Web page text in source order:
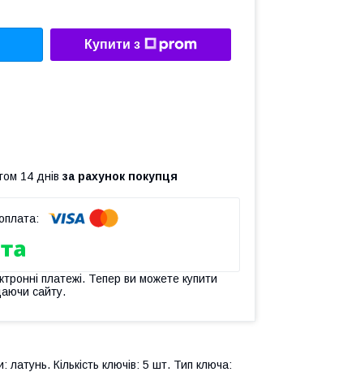
Купити з
14 днів за рахунок покупця
платежі. Тепер ви можете купити
сайту.
Кількість ключів: 5 шт. Тип ключа: